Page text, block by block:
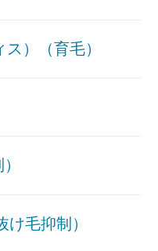
）（育毛）
毛抑制）